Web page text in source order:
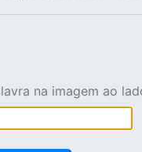
na imagem ao